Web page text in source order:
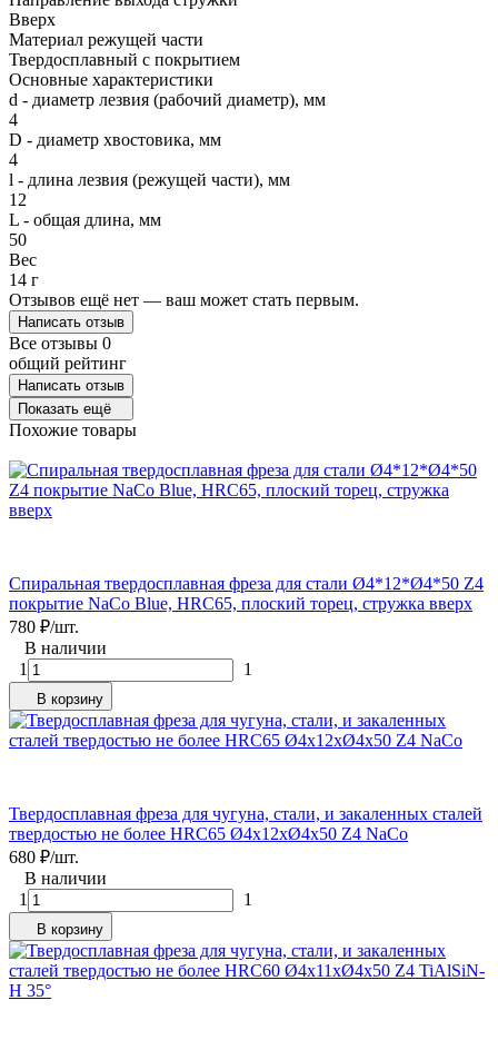
Вверх
Материал режущей части
Твердосплавный с покрытием
Основные характеристики
d - диаметр лезвия (рабочий диаметр), мм
4
D - диаметр хвостовика, мм
4
l - длина лезвия (режущей части), мм
12
L - общая длина, мм
50
Вес
14 г
Отзывов ещё нет — ваш может стать первым.
Написать отзыв
Все отзывы 0
общий рейтинг
Написать отзыв
Показать ещё
Похожие товары
Спиральная твердосплавная фреза для стали Ø4*12*Ø4*50 Z4
покрытие NaCo Blue, HRC65, плоский торец, стружка вверх
780 ₽/шт.
В наличии
1
1
В корзину
Твердосплавная фреза для чугуна, стали, и закаленных сталей
твердостью не более HRC65 Ø4x12xØ4x50 Z4 NaCo
680 ₽/шт.
В наличии
1
1
В корзину